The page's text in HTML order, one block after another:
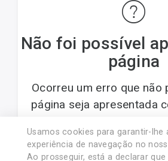
Usamos cookies para garantir-lhe
experiência de navegação no
Ao prosseguir, está a declarar
Não foi possível
página
Ocorreu um erro que não
página seja apresentada
© 2017 PREDIMARTINS - Soc.
Licença AMI nº 8454. Associado